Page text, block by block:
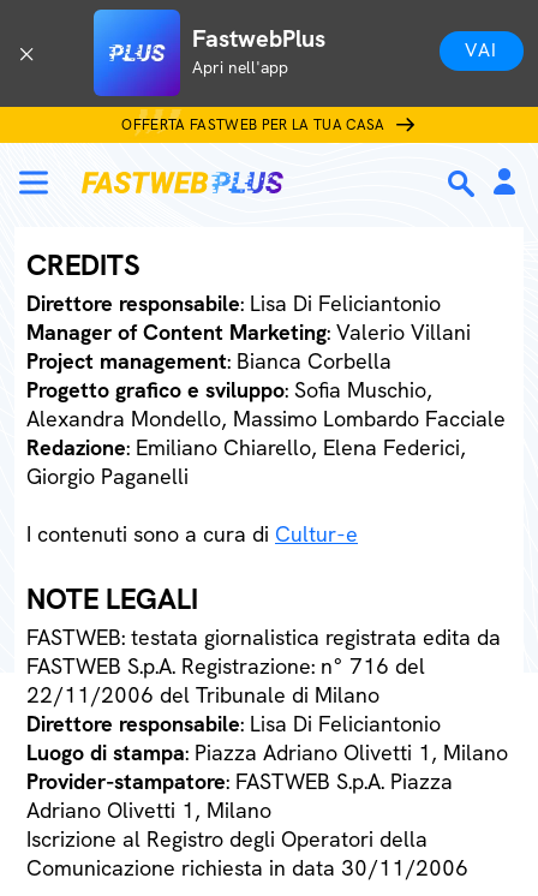
FastwebPlus
Apri nell'app
VAI
OFFERTA FASTWEB PER LA TUA CASA
CREDITS
Direttore responsabile: Lisa Di Feliciantonio
Manager of Content Marketing: Valerio Villani
Project management: Bianca Corbella
Progetto grafico e sviluppo: Sofia Muschio,
Alexandra Mondello, Massimo Lombardo Facciale
Redazione: Emiliano Chiarello, Elena Federici,
Giorgio Paganelli
I contenuti sono a cura di Cultur-e
NOTE LEGALI
FASTWEB: testata giornalistica registrata edita da
FASTWEB S.p.A. Registrazione: n° 716 del
22/11/2006 del Tribunale di Milano
Direttore responsabile: Lisa Di Feliciantonio
Luogo di stampa: Piazza Adriano Olivetti 1, Milano
Provider-stampatore: FASTWEB S.p.A. Piazza
Adriano Olivetti 1, Milano
Iscrizione al Registro degli Operatori della
Comunicazione richiesta in data 30/11/2006